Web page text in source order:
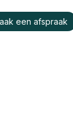
een afspraak